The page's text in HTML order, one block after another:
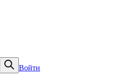
Войти